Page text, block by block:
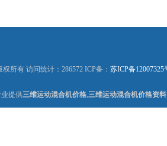
所有 访问统计：286572 ICP备： 苏ICP备12007325
提供三维运动混合机价格,三维运动混合机价格资料